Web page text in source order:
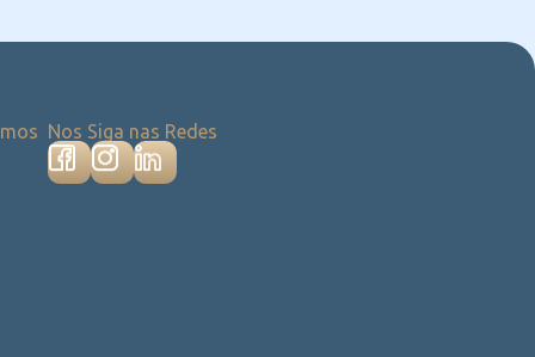
Nos Siga nas Redes